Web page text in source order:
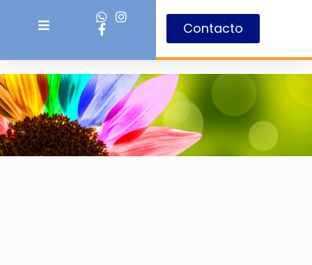
Contacto